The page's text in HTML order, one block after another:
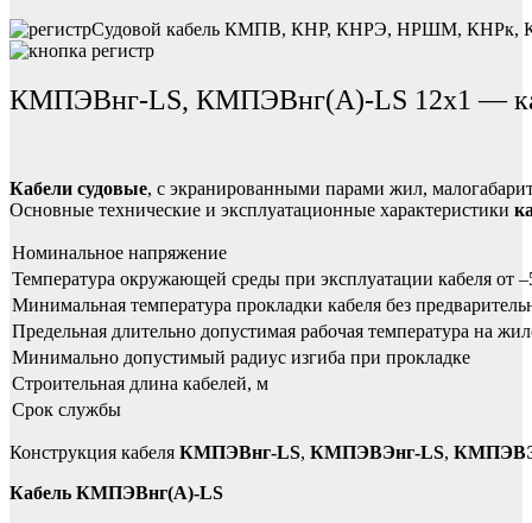
Судовой кабель КМПВ, КНР, КНРЭ, НРШМ, КНРк,
КМПЭВнг-LS, КМПЭВнг(А)-LS 12х1 —
Кабели судовые, с экранированными парами жил,
Основные технические и эксплуатационные характеристики
Номинальное напряжение
Температура окружающей среды при эксплуатации кабеля от
Минимальная температура прокладки кабеля без
Предельная длительно допустимая рабочая температура на
Минимально допустимый радиус изгиба при прокладке
Строительная длина кабелей, м
Срок службы
Конструкция кабеля КМПЭВнг-LS, КМПЭВЭнг-LS,
Кабель КМПЭВнг(А)-LS